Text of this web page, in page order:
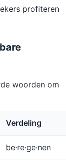
profiteren
woorden om
Verdeling
be·re·ge·nen